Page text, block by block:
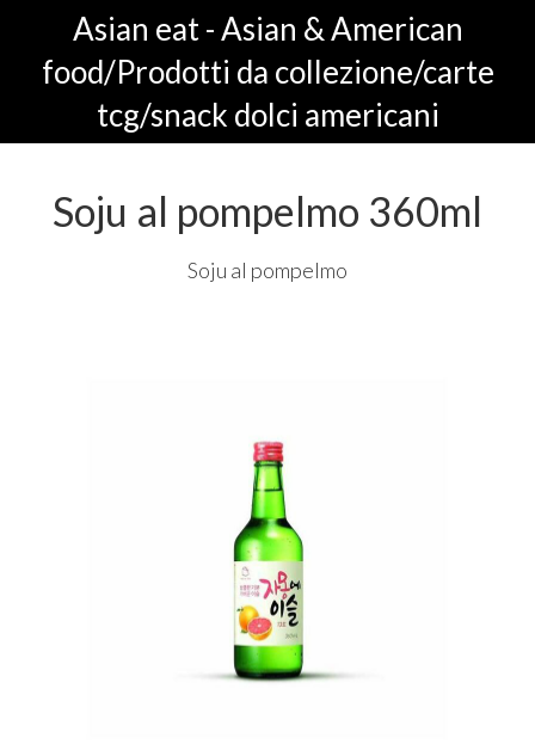
Asian eat - Asian & American
food/Prodotti da collezione/carte
tcg/snack dolci americani
Soju al pompelmo 360ml
Soju al pompelmo